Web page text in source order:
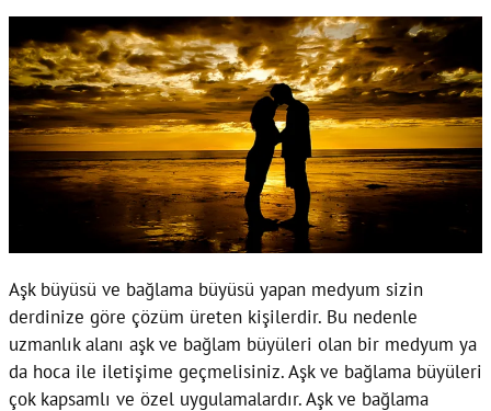
Aşk büyüsü ve bağlama büyüsü yapan medyum sizin
derdinize göre çözüm üreten kişilerdir. Bu nedenle
uzmanlık alanı aşk ve bağlam büyüleri olan bir medyum ya
da hoca ile iletişime geçmelisiniz. Aşk ve bağlama büyüleri
çok kapsamlı ve özel uygulamalardır. Aşk ve bağlama